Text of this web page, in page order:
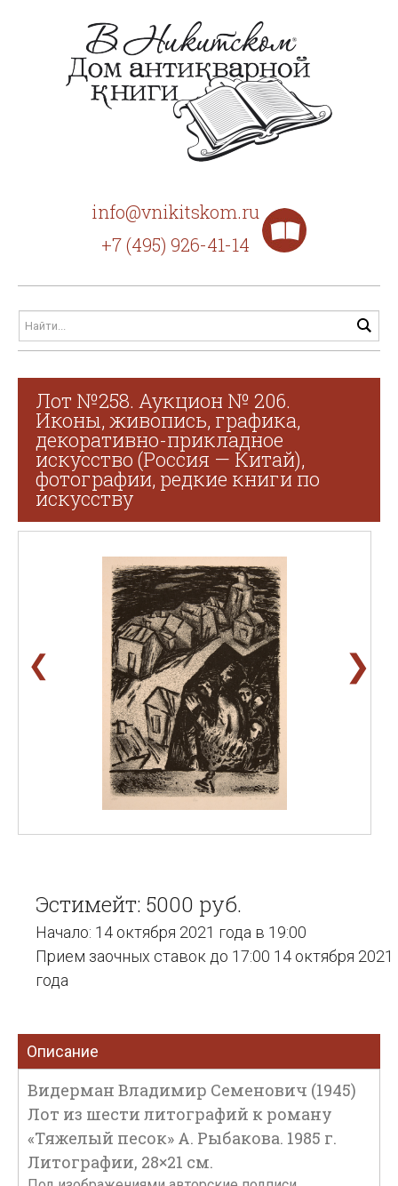
info@vnikitskom.ru
+7 (495) 926-41-14
Лот №258. Аукцион № 206.
Иконы, живопись, графика,
декоративно-прикладное
искусство (Россия — Китай),
фотографии, редкие книги по
искусству
❮ ❯
Эстимейт: 5000 руб.
Начало: 14 октября 2021 года в 19:00
Прием заочных ставок до 17:00 14 октября 2021
года
Описание
Видерман Владимир Семенович (1945)
Лот из шести литографий к роману
«Тяжелый песок» А. Рыбакова. 1985 г.
Литографии, 28×21 см.